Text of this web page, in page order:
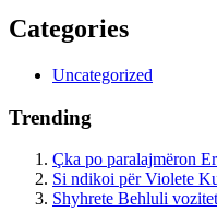
Categories
Uncategorized
Trending
Çka po paralajmëron
Si ndikoi për Violete
Shyhrete Behluli